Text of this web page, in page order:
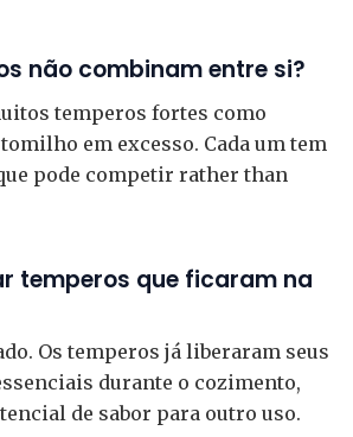
não combinam entre si?
temperos fortes como
em excesso. Cada um tem
pode competir rather than
temperos que ficaram na
Os temperos já liberaram seus
durante o cozimento,
de sabor para outro uso.